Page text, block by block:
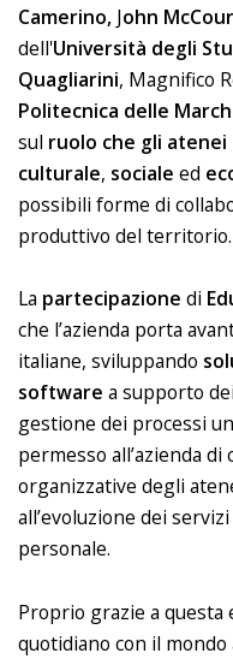
Camerino, John
dell'Università degli
Quagliarini, Magnifico
Politecnica delle
sul ruolo che gli
culturale, sociale ed
possibili forme di
produttivo del territorio.
La partecipazione di
che l’azienda porta
italiane, sviluppando
software a supporto
gestione dei processi
permesso all’azienda
organizzative degli
all’evoluzione dei
personale.
Proprio grazie a questa
quotidiano con il mondo